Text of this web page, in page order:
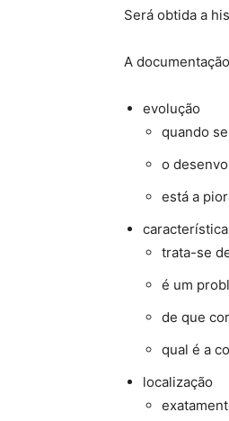
Será obtida a
A
evolução
quando
o
está a
trata-se
é um
de que
qual é a
localização